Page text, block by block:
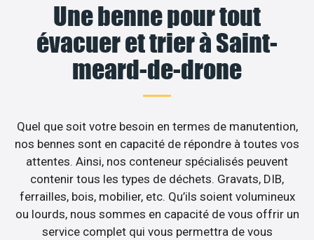
Une benne pour tout
évacuer et trier à Saint-
meard-de-drone
Quel que soit votre besoin en termes de manutention,
nos bennes sont en capacité de répondre à toutes vos
attentes. Ainsi, nos conteneur spécialisés peuvent
contenir tous les types de déchets. Gravats, DIB,
ferrailles, bois, mobilier, etc. Qu’ils soient volumineux
ou lourds, nous sommes en capacité de vous offrir un
service complet qui vous permettra de vous